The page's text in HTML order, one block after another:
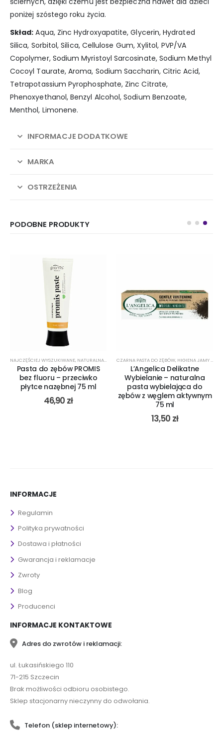
poniżej szóstego roku życia.
Skład: Aqua, Zinc Hydroxyapatite, Glycerin, Hydrated
Silica, Sorbitol, Silica, Cellulose Gum, Xylitol, PVP/VA
Copolymer, Sodium Myristoyl Sarcosinate, Sodium Methyl
Cocoyl Taurate, Aroma, Sodium Saccharin, Citric Acid,
Tetrapotassium Pyrophosphate, Zinc Citrate,
Phenoxyethanol, Benzyl Alcohol, Sodium Benzoate,
Menthol, Limonene.
INFORMACJE DODATKOWE
MARKA
OSTRZEŻENIA
PODOBNE PRODUKTY
,PODZIAŁ WG MARKI, PROBLEMY
Z NISKIM RDA,PASTA NA KAMIEŃ I OSAD NAZĘBNY,PASTA NA ZAPALENIE DZIĄSEŁ,PASTA
,PASTA DO ZĘBÓW BEZ MIĘTY,PASTA DO ZĘBÓW BEZ SLS,PASTA DO ZĘBÓW
NAJCZĘŚCIEJ WYSZUKIWANE, NATURALNA PASTA DO ZĘBÓW ,NATURALNA PASTA DO ZĘBÓW,
Pasta do zębów PROMIS
bez fluoru – przeciwko
płytce nazębnej 75 ml
46,90 zł
CZARNA PASTA DO ZĘBÓW, HIGIENA JAMY USTNEJ
L’Angelica Delikatne
Wybielanie – naturalna
pasta wybielająca do
zębów z węglem aktywnym
75 ml
13,50 zł
INFORMACJE
Regulamin
Polityka prywatności
Dostawa i płatności
Gwarancja i reklamacje
Zwroty
Blog
Producenci
INFORMACJE KONTAKTOWE
Adres do zwrotów i reklamacji:
ul. Łukasińskiego 110
71-215 Szczecin
Brak możliwości odbioru osobistego.
Sklep stacjonarny nieczynny do odwołania.
Telefon (sklep internetowy):